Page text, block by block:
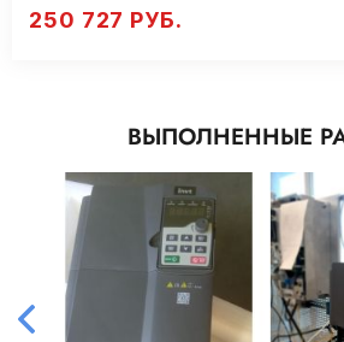
250 727 РУБ.
ВЫПОЛНЕННЫЕ